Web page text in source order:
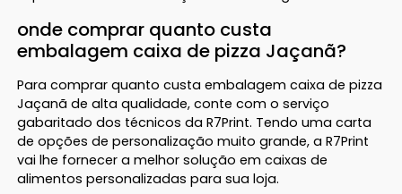
onde comprar quanto custa
embalagem caixa de pizza Jaçanã?
Para comprar quanto custa embalagem caixa de pizza
Jaçanã de alta qualidade, conte com o serviço
gabaritado dos técnicos da R7Print. Tendo uma carta
de opções de personalização muito grande, a R7Print
vai lhe fornecer a melhor solução em caixas de
alimentos personalizadas para sua loja.